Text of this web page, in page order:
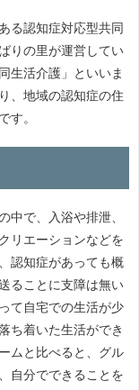
る認知症対応型共同
りの里が運営してい
生活介護」といいま
、地域の認知症の住
す。
中で、入浴や排泄、
リエーションなどを
認知症があっても概
ることに支障は無い
て自宅での生活が少
ち着いた生活ができ
ムと比べると、グル
自分でできることを